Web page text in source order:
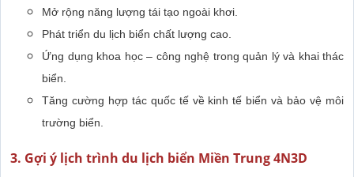
Mở rộng năng lượng tái tạo ngoài khơi.
Phát triển du lịch biển chất lượng cao.
Ứng dụng khoa học – công nghệ trong quản lý và khai thác
biển.
Tăng cường hợp tác quốc tế về kinh tế biển và bảo vệ môi
trường biển.
3. Gợi ý lịch trình du lịch biển Miền Trung 4N3D